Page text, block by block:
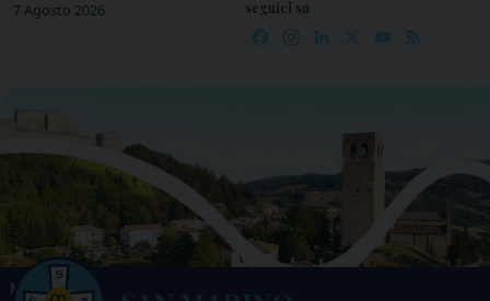
Skip7 Agosto 2026 seguici su
Facebook
Instagram
LinkedIn YouTube
MENU